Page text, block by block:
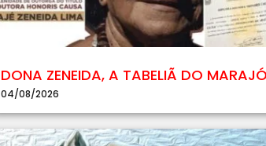
DONA ZENEIDA, A TABELIÃ DO
04/08/2026